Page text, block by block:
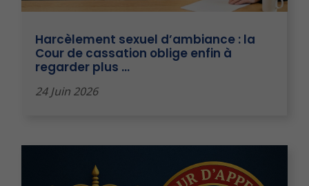
Harcèlement sexuel d’ambiance : la
Cour de cassation oblige enfin à
regarder plus …
24 Juin 2026